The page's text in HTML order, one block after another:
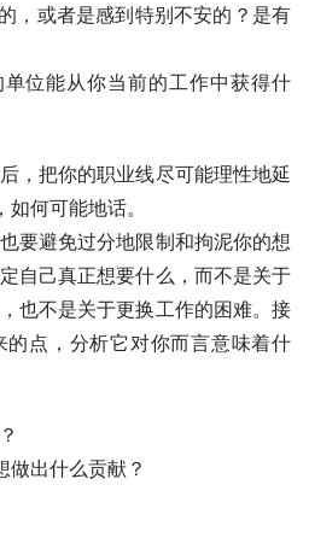
或者是感到特别不安的？是有
位能从你当前的工作中获得什
把你的职业线尽可能理性地延
何可能地话。
要避免过分地限制和拘泥你的想
自己真正想要什么，而不是关于
也不是关于更换工作的困难。接
点，分析它对你而言意味着什
出什么贡献？